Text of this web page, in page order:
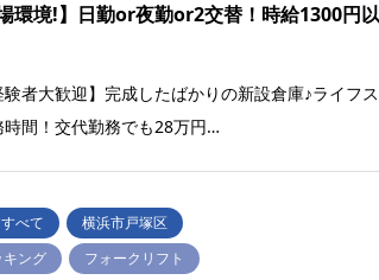
環境!】日勤or夜勤or2交替！時給1300円
験者大歓迎】完成したばかりの新設倉庫♪ライフス
間！交代勤務でも28万円…
べて
横浜市戸塚区
ング フォークリフト